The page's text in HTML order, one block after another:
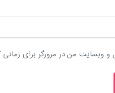
و وبسایت من در مرورگر برای